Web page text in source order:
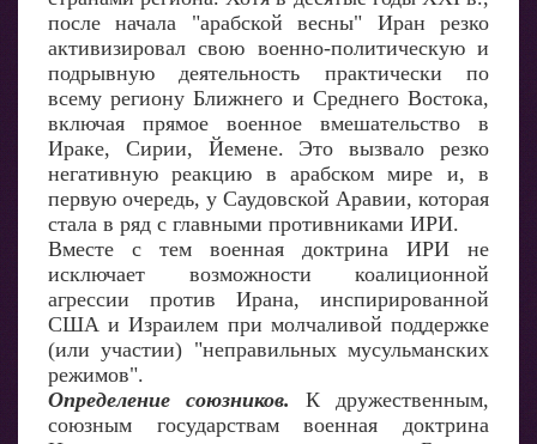
после начала "арабской весны" Иран резко
активизировал свою военно-политическую и
подрывную деятельность практически по
всему региону Ближнего и Среднего Востока,
включая прямое военное вмешательство в
Ираке, Сирии, Йемене. Это вызвало резко
негативную реакцию в арабском мире и, в
первую очередь, у Саудовской Аравии, которая
стала в ряд с главными противниками ИРИ.
Вместе с тем военная доктрина ИРИ не
исключает возможности коалиционной
агрессии против Ирана, инспирированной
США и Израилем при молчаливой поддержке
(или участии) "неправильных мусульманских
режимов".
Определение союзников. К дружественным,
союзным государствам военная доктрина